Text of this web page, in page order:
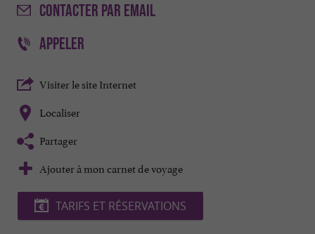
CONTACTER PAR EMAIL
APPELER
Visiter le site Internet
Localiser
Partager
Ajouter à mon carnet de voyage
TARIFS ET RÉSERVATIONS